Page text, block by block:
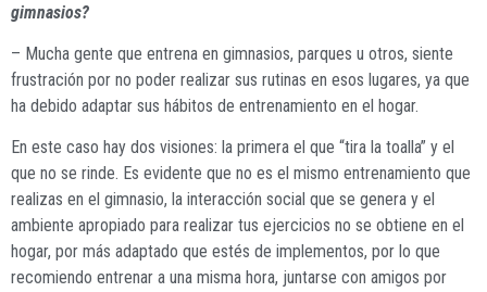
gimnasios?
– Mucha gente que entrena en gimnasios, parques u otros, siente
frustración por no poder realizar sus rutinas en esos lugares, ya que
ha debido adaptar sus hábitos de entrenamiento en el hogar.
En este caso hay dos visiones: la primera el que “tira la toalla” y el
que no se rinde. Es evidente que no es el mismo entrenamiento que
realizas en el gimnasio, la interacción social que se genera y el
ambiente apropiado para realizar tus ejercicios no se obtiene en el
hogar, por más adaptado que estés de implementos, por lo que
recomiendo entrenar a una misma hora, juntarse con amigos por